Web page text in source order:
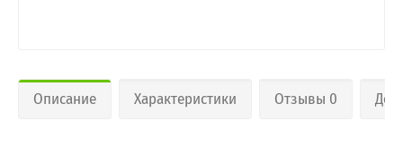
Описание Характеристики Отзывы 0